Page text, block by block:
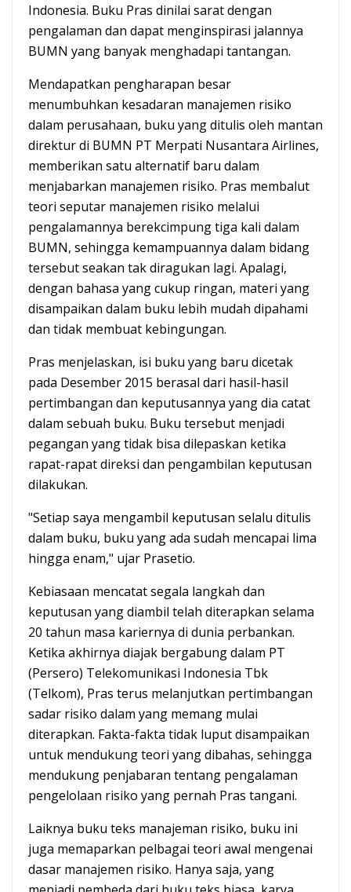
Indonesia. Buku Pras dinilai sarat dengan
pengalaman dan dapat menginspirasi jalannya
BUMN yang banyak menghadapi tantangan.
Mendapatkan pengharapan besar
menumbuhkan kesadaran manajemen risiko
dalam perusahaan, buku yang ditulis oleh mantan
direktur di BUMN PT Merpati Nusantara Airlines,
memberikan satu alternatif baru dalam
menjabarkan manajemen risiko. Pras membalut
teori seputar manajemen risiko melalui
pengalamannya berekcimpung tiga kali dalam
BUMN, sehingga kemampuannya dalam bidang
tersebut seakan tak diragukan lagi. Apalagi,
dengan bahasa yang cukup ringan, materi yang
disampaikan dalam buku lebih mudah dipahami
dan tidak membuat kebingungan.
Pras menjelaskan, isi buku yang baru dicetak
pada Desember 2015 berasal dari hasil-hasil
pertimbangan dan keputusannya yang dia catat
dalam sebuah buku. Buku tersebut menjadi
pegangan yang tidak bisa dilepaskan ketika
rapat-rapat direksi dan pengambilan keputusan
dilakukan.
"Setiap saya mengambil keputusan selalu ditulis
dalam buku, buku yang ada sudah mencapai lima
hingga enam," ujar Prasetio.
Kebiasaan mencatat segala langkah dan
keputusan yang diambil telah diterapkan selama
20 tahun masa kariernya di dunia perbankan.
Ketika akhirnya diajak bergabung dalam PT
(Persero) Telekomunikasi Indonesia Tbk
(Telkom), Pras terus melanjutkan pertimbangan
sadar risiko dalam yang memang mulai
diterapkan. Fakta-fakta tidak luput disampaikan
untuk mendukung teori yang dibahas, sehingga
mendukung penjabaran tentang pengalaman
pengelolaan risiko yang pernah Pras tangani.
Laiknya buku teks manajeman risiko, buku ini
juga memaparkan pelbagai teori awal mengenai
dasar manajemen risiko. Hanya saja, yang